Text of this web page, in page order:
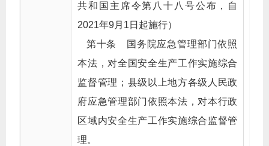
共和国主席令第八十八号公布，自
2021年9月1日起施行）
第十条 国务院应急管理部门依照
本法，对全国安全生产工作实施综合
监督管理；县级以上地方各级人民政
府应急管理部门依照本法，对本行政
区域内安全生产工作实施综合监督管
理。